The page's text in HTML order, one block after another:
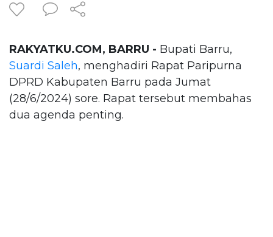
RAKYATKU.COM, BARRU - Bupati Barru,
Suardi Saleh, menghadiri Rapat Paripurna
DPRD Kabupaten Barru pada Jumat
(28/6/2024) sore. Rapat tersebut membahas
dua agenda penting.